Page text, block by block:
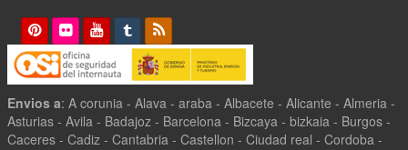
Envios a: A corunia - Alava - araba - Albacete - Alicante - Almeria -
Asturias - Avila - Badajoz - Barcelona - Bizcaya - bizkaia - Burgos -
Caceres - Cadiz - Cantabria - Castellon - Ciudad real - Cordoba -